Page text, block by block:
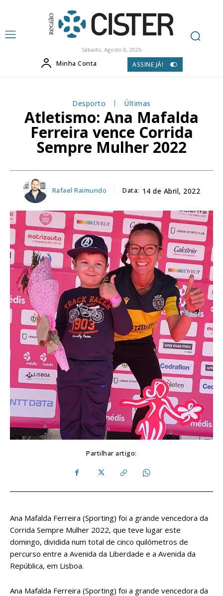
Sábado, Agosto 8, 2026
Minha Conta ASSINE JÁ!
Desporto Últimas
Atletismo: Ana Mafalda
Ferreira vence Corrida
Sempre Mulher 2022
Rafael Raimundo Data: 14 de Abril, 2022
Partilhar artigo:
Ana Mafalda Ferreira (Sporting) foi a grande vencedora da
Corrida Sempre Mulher 2022, que teve lugar este
domingo, dividida num total de cinco quilómetros de
percurso entre a Avenida da Liberdade e a Avenida da
República, em Lisboa.
Ana Mafalda Ferreira (Sporting) foi a grande vencedora da